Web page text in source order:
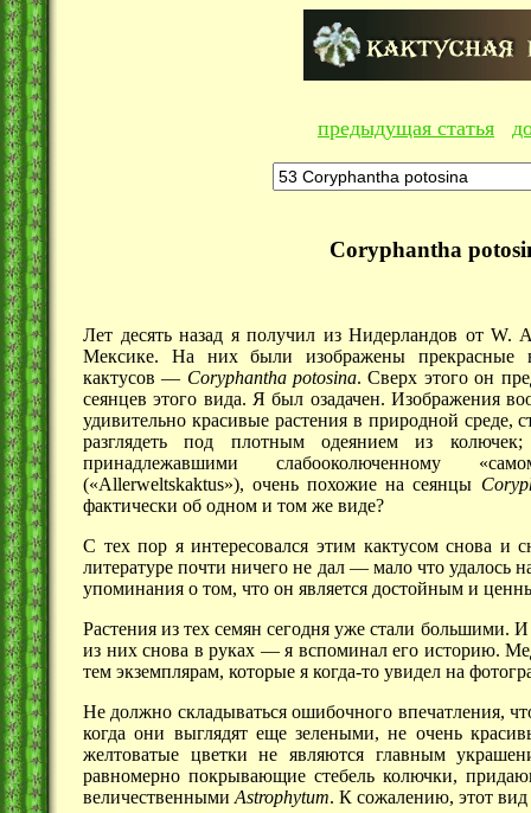
предыдущая статья
Coryphantha
Лет десять назад я получил из Нидерландов от W.
Мексике. На них были изображены прекрасные
кактусов — Coryphantha potosina. Сверх этого он
сеянцев этого вида. Я был озадачен. Изображения
удивительно красивые растения в природной среде,
разглядеть под плотным одеянием из
принадлежавшими слабооколюченному
(«Allerweltskaktus»), очень похожие на сеянцы
фактически об одном и том же виде?
С тех пор я интересовался этим кактусом снова
литературе почти ничего не дал —мало что удалось
упоминания о том, что он является достойным и
Растения из тех семян сегодня уже стали большими.
из них снова в руках —я вспоминал его историю.
тем экземплярам, которые я когда-то увидел на
Не должно складываться ошибочного впечатления,
когда они выглядят еще зелеными, не очень
желтоватые цветки не являются главным
равномерно покрывающие стебель колючки,
величественнымиAstrophytum. К сожалению, этот вид